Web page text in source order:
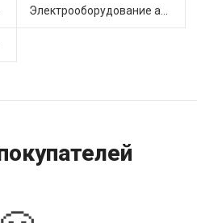
Электрооборудование автомобилей (6)